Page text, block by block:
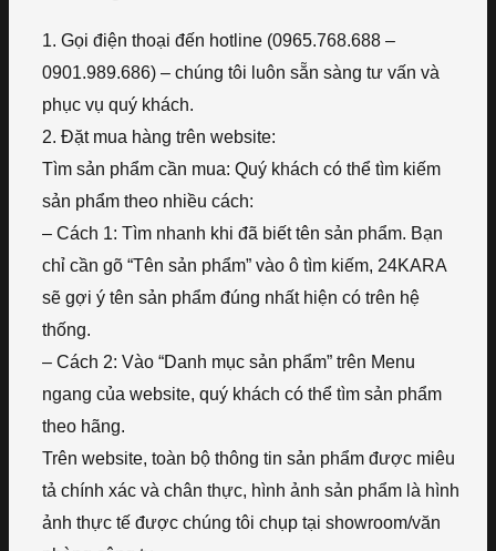
1. Gọi điện thoại đến hotline (0965.768.688 –
0901.989.686) – chúng tôi luôn sẵn sàng tư vấn và
phục vụ quý khách.
2. Đặt mua hàng trên website:
Tìm sản phẩm cần mua: Quý khách có thể tìm kiếm
sản phẩm theo nhiều cách:
– Cách 1: Tìm nhanh khi đã biết tên sản phẩm. Bạn
chỉ cần gõ “Tên sản phẩm” vào ô tìm kiếm, 24KARA
sẽ gợi ý tên sản phẩm đúng nhất hiện có trên hệ
thống.
– Cách 2: Vào “Danh mục sản phẩm” trên Menu
ngang của website, quý khách có thể tìm sản phẩm
theo hãng.
Trên website, toàn bộ thông tin sản phẩm được miêu
tả chính xác và chân thực, hình ảnh sản phẩm là hình
ảnh thực tế được chúng tôi chụp tại showroom/văn